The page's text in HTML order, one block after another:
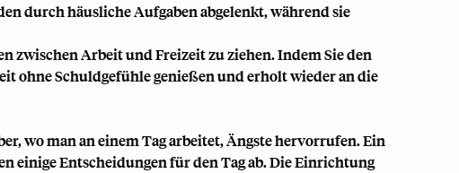
durch häusliche Aufgaben abgelenkt, während sie
zwischen Arbeit und Freizeit zu ziehen. Indem Sie den
ohne Schuldgefühle genießen und erholt wieder an die
wo man an einem Tag arbeitet, Ängste hervorrufen. Ein
einige Entscheidungen für den Tag ab. Die Einrichtung